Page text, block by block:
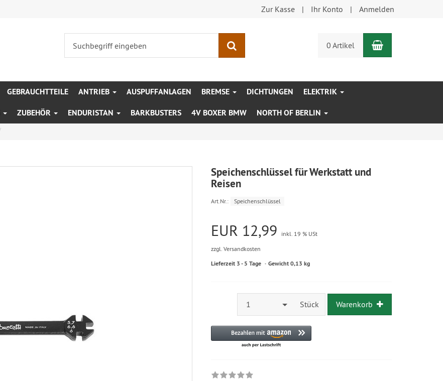
Zur Kasse Ihr Konto Anmelden
0 Artikel Warenkorb
GEBRAUCHTTEILE ANTRIEB AUSPUFFANLAGEN BREMSE DICHTUNGEN
ELEKTRIK
ZUBEHÖR ENDURISTAN BARKBUSTERS 4V BOXER BMW NORTH OF BERLIN
Speichenschlüssel für Werkstatt und
Reisen
Art.Nr.: Speichenschlüssel
EUR 12,99
inkl. 19 % USt
zzgl. Versandkosten
Lieferzeit 3 - 5 Tage Gewicht 0,13 kg
1 Stück Warenkorb